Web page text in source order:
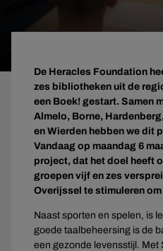
De Heracles Foundation
zes bibliotheken uit de
een Boek! gestart. Samen
Almelo, Borne,
en Wierden hebben we dit
Vandaag op maandag 6
project, dat het doel heeft
groepen vijf en zes
Overijssel te stimuleren
Naast sporten en spelen, is
goede taalbeheersing is de
een gezonde levensstijl. Met